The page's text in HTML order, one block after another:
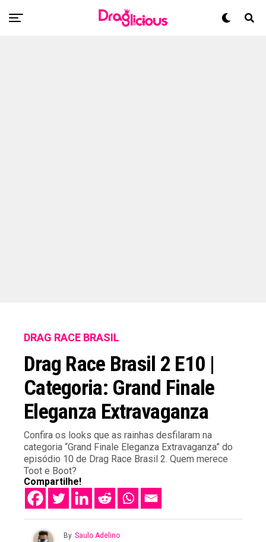
DRAG RACE BRASIL
Drag Race Brasil 2 E10 |
Categoria: Grand Finale
Eleganza Extravaganza
Confira os looks que as rainhas desfilaram na
categoria “Grand Finale Eleganza Extravaganza” do
episódio 10 de Drag Race Brasil 2. Quem merece
Toot e Boot?
Compartilhe!
By Saulo Adelino